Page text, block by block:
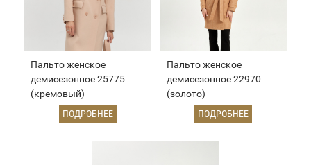
Пальто женское
демисезонное 25775
(кремовый)
ПОДРОБНЕЕ
Пальто женское
демисезонное 22970
(золото)
ПОДРОБНЕЕ